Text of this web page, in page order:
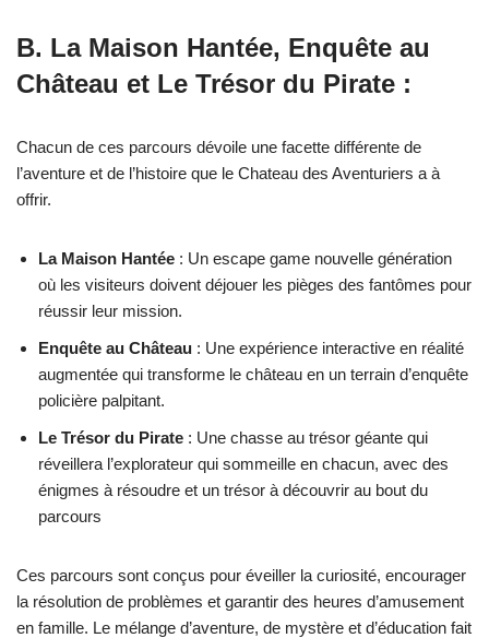
B. La Maison Hantée, Enquête au
Château et Le Trésor du Pirate :
Chacun de ces parcours dévoile une facette différente de
l’aventure et de l’histoire que le Chateau des Aventuriers a à
offrir.
La Maison Hantée : Un escape game nouvelle génération
où les visiteurs doivent déjouer les pièges des fantômes pour
réussir leur mission.
Enquête au Château : Une expérience interactive en réalité
augmentée qui transforme le château en un terrain d’enquête
policière palpitant.
Le Trésor du Pirate : Une chasse au trésor géante qui
réveillera l’explorateur qui sommeille en chacun, avec des
énigmes à résoudre et un trésor à découvrir au bout du
parcours
Ces parcours sont conçus pour éveiller la curiosité, encourager
la résolution de problèmes et garantir des heures d’amusement
en famille. Le mélange d’aventure, de mystère et d’éducation fait